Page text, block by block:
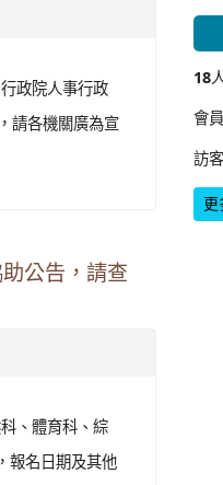
政院人事行政
請各機關廣為宣
公告，請查
、體育科、綜
報名日期及其他
18
會
訪
更